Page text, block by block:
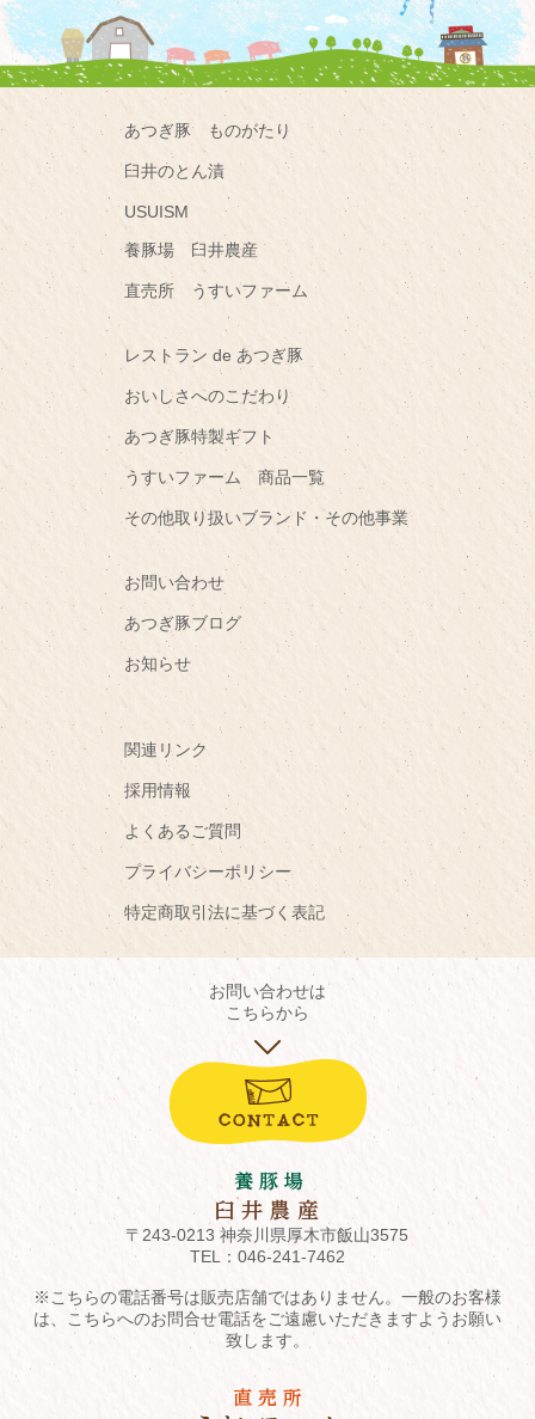
あつぎ豚 ものがたり
臼井のとん漬
USUISM
養豚場 臼井農産
直売所 うすいファーム
レストラン de あつぎ豚
おいしさへのこだわり
あつぎ豚特製ギフト
うすいファーム 商品一覧
その他取り扱いブランド・その他事業
お問い合わせ
あつぎ豚ブログ
お知らせ
関連リンク
採用情報
よくあるご質問
プライバシーポリシー
特定商取引法に基づく表記
お問い合わせは
こちらから
〒243-0213 神奈川県厚木市飯山3575
TEL： 046-241-7462
※こちらの電話番号は販売店舗ではありません。一般のお客様
は、こちらへのお問合せ電話をご遠慮いただきますようお願い
致します。